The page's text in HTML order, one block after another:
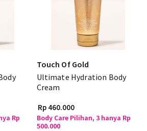
Rp
Touch Of Gold
Ultimate Hydration Body
Cream
Rp 460.000
Body Care Pilihan, 3 hanya Rp
500.000